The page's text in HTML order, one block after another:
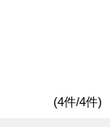
(4件/4件)